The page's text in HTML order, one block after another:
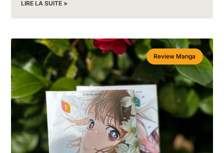
LIRE LA SUITE »
Review Manga